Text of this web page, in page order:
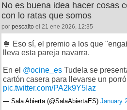
No es buena idea hacer cosas
con lo ratas que somos
por pescaito el 21 ene 2026, 12:35
🍿 Eso sí, el premio a los que
lleva esta pareja navarra.
En el @ocine_es Tudela se
cartón casera para llevarse un
pic.twitter.com/PA2k9Y5Iaz
— Sala Abierta (@SalaAbiertaES) January